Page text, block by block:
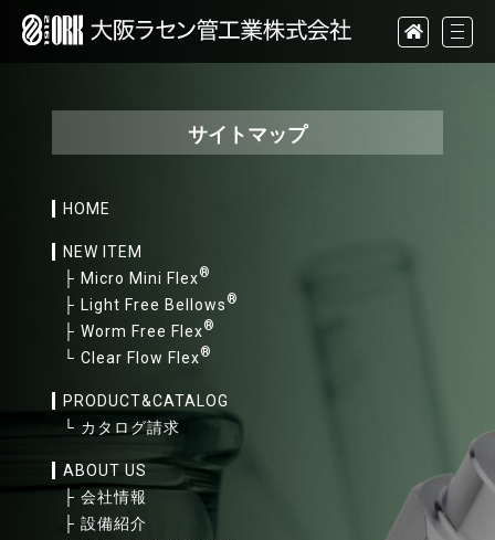
サイトマップ
HOME
NEW ITEM
├ Micro Mini Flex®
├ Light Free Bellows ®
├ Worm Free Flex®
└ Clear Flow Flex®
PRODUCT&CATALOG
└ カタログ請求
ABOUT US
├ 会社情報
├ 設備紹介